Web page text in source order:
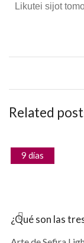
Likutei sijot
Related
9 días
¿Qué son las